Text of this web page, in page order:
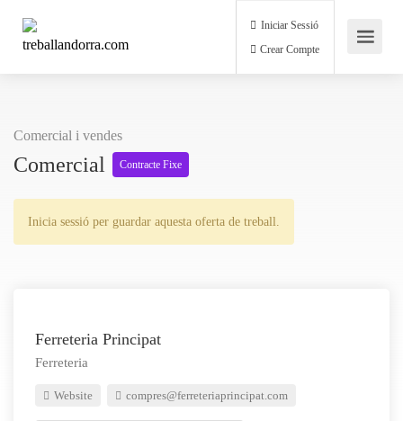
Iniciar Sessió
Crear Compte
Comercial i vendes
Comercial Contracte Fixe
Inicia sessió per guardar aquesta oferta de treball.
Ferreteria Principat
Ferreteria
Website compres@ferreteriaprincipat.com